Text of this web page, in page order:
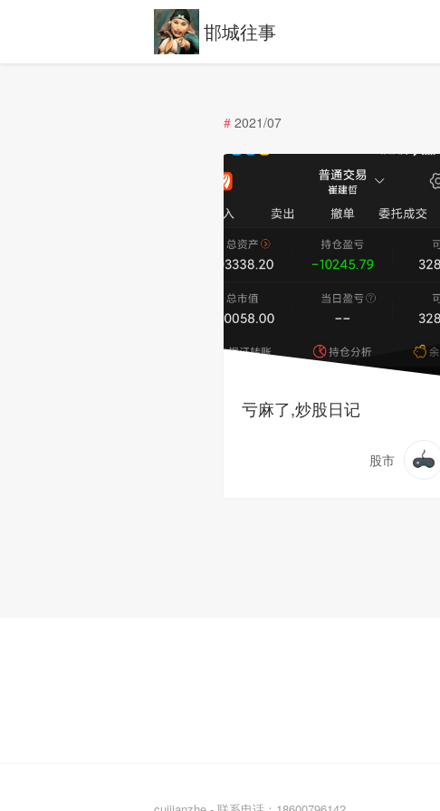
邯城往事
# 2021/07
亏麻了,炒股日记
股市